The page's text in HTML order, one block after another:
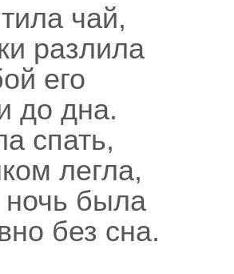
чай,
разлила
его
до дна.
спать,
легла,
ночь была
без сна.